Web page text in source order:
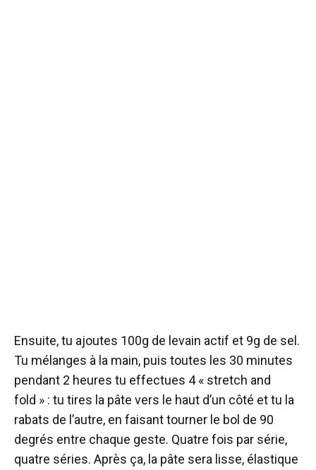
Ensuite, tu ajoutes 100g de levain actif et 9g de sel.
Tu mélanges à la main, puis toutes les 30 minutes
pendant 2 heures tu effectues 4 « stretch and
fold » : tu tires la pâte vers le haut d’un côté et tu la
rabats de l’autre, en faisant tourner le bol de 90
degrés entre chaque geste. Quatre fois par série,
quatre séries. Après ça, la pâte sera lisse, élastique